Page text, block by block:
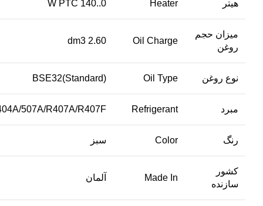
هیتر Heater
0..140 W PTC
میزان حجم
روغن
Oil Charge
2.60 dm3
نوع روغن Oil Type
BSE32(Standard)
مبرد Refrigerant
507A/R407A/R407F
رنگ Color سبز
کشور
سازنده
Made In آلمان